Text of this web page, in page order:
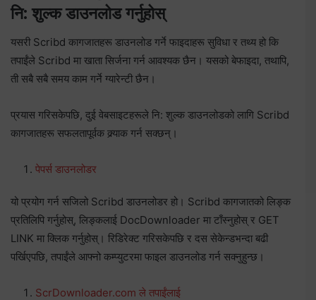
नि: शुल्क डाउनलोड गर्नुहोस्
यसरी Scribd कागजातहरू डाउनलोड गर्ने फाइदाहरू सुविधा र तथ्य हो कि
तपाईंले Scribd मा खाता सिर्जना गर्न आवश्यक छैन। यसको बेफाइदा, तथापि,
ती सबै सबै समय काम गर्ने ग्यारेन्टी छैन।
प्रयास गरिसकेपछि, दुई वेबसाइटहरूले नि: शुल्क डाउनलोडको लागि Scribd
कागजातहरू सफलतापूर्वक क्र्याक गर्न सक्छन्।
पेपर्स डाउनलोडर
यो प्रयोग गर्न सजिलो Scribd डाउनलोडर हो। Scribd कागजातको लिङ्क
प्रतिलिपि गर्नुहोस्, लिङ्कलाई DocDownloader मा टाँस्नुहोस् र GET
LINK मा क्लिक गर्नुहोस्। रिडिरेक्ट गरिसकेपछि र दस सेकेन्डभन्दा बढी
पर्खिएपछि, तपाईंले आफ्नो कम्प्युटरमा फाइल डाउनलोड गर्न सक्नुहुन्छ।
ScrDownloader.com ले तपाईंलाई